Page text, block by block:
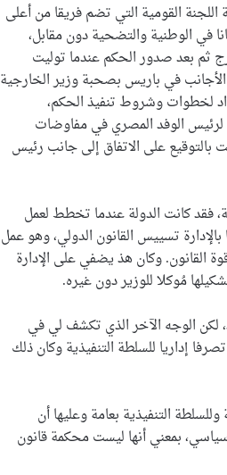
القومية التي تضم فريقا من أعلى
في الوطنية والتضحية دون مقابل،
ثم بعد صدور الحكم عندما توليت
الأجانب في باريس بصحبة وزير الخارجية
لخطوات وشروط تنفيذ الحكم،
لرئيس الوفد المصري في مفاوضات
بالتوقيع على الاتفاق إلى جانب رئيس
فقد كانت الدولة عندما تخطط لعمل
تسييس القانون الدولي، وهو عمل
القانون. وكان هذ يضفي على الإدارة
مُوكلا للوزير دون غيره.
لكن الوجه الآخر الذي تكشف لي في
إداريا للسلطة التنفيذية وكان ذلك
التنفيذية بعامة وعليها أن
بمعني أنها ليست محكمة قانون